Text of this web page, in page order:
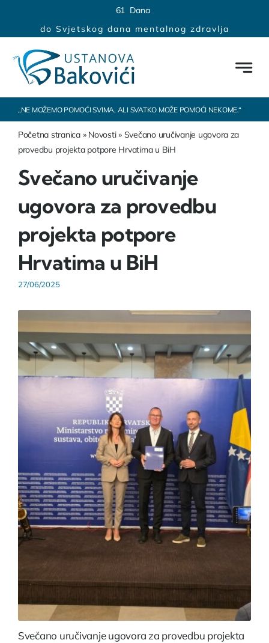
61 Dana
do Svjetskog dana mentalnog zdravlja
„NE MOŽEMO POMOĆI SVIMA, ALI SVATKO MOŽE POMOĆI NEKOME.“
Početna stranica» Novosti» Svečano uručivanje ugovora za
provedbu projekta potpore Hrvatima u BiH
Svečano uručivanje
ugovora za provedbu
projekta potpore
Hrvatima u BiH
27/06/2025
Svečano uručivanje ugovora za provedbu projekta